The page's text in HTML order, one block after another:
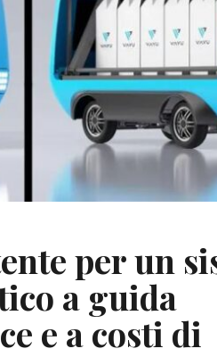
per un
a guida
e a costi di